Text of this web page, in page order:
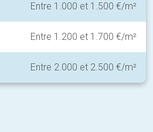
Entre 1.000 et 1.500 €/m²
Entre 1.200 et 1.700 €/m²
Entre 2.000 et 2.500 €/m²